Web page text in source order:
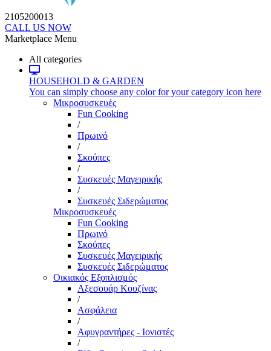
2105200013
CALL US NOW
Marketplace Menu
All categories
HOUSEHOLD & GARDEN
You can simply choose any color for your category icon here
Μικροσυσκευές
Fun Cooking
/
Πρωινό
/
Σκούπες
/
Συσκευές Μαγειρικής
/
Συσκευές Σιδερώματος
Μικροσυσκευές
Fun Cooking
Πρωινό
Σκούπες
Συσκευές Μαγειρικής
Συσκευές Σιδερώματος
Οικιακός Εξοπλισμός
Αξεσουάρ Κουζίνας
/
Ασφάλεια
/
Αφυγραντήρες - Ιονιστές
/